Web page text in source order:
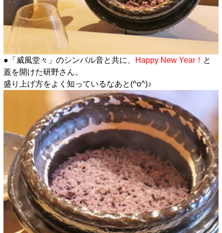
●「威風堂々」のシンバル音と共に、 Happy New Year！ と
蓋を開けた研野さん。
盛り上げ方をよく知っているなあと(^o^)♪